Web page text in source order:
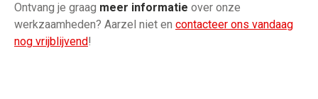
Ontvang je graag meer informatie over onze
werkzaamheden? Aarzel niet en contacteer ons vandaag
nog vrijblijvend!